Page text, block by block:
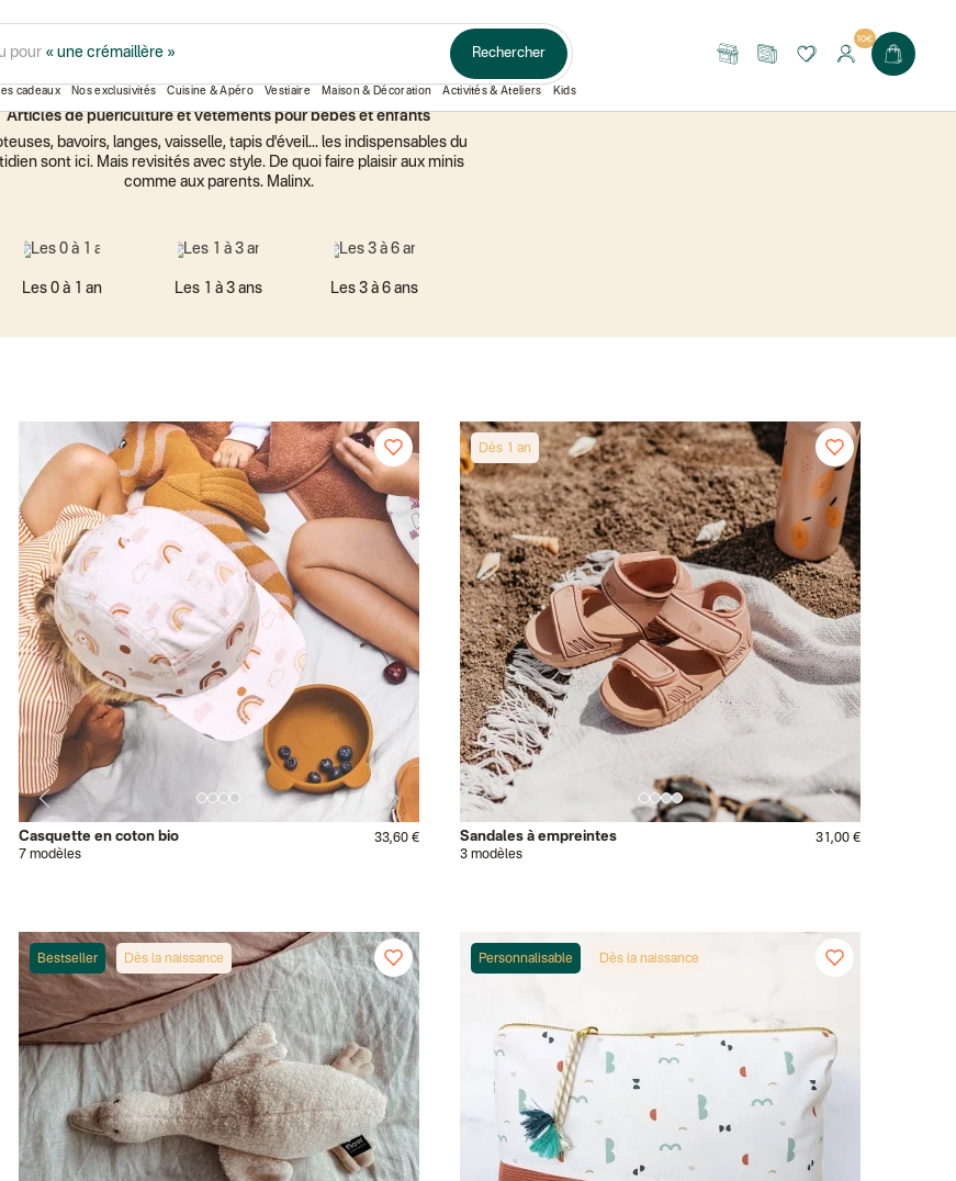
pour « une crémaillère » Rechercher
Nos
Le
10€
cadeaux Nos exclusivités Cuisine & Apéro Vestiaire Maison & Décoration Activités & Ateliers Kids
MODE & ÉQUIPEMENT
Articles de puériculture et vêtements pour bébés et enfants
bavoirs, langes, vaisselle, tapis d'éveil... les indispensables du
sont ici. Mais revisités avec style. De quoi faire plaisir aux minis
comme aux parents. Malinx.
Les 0 à 1 an Les 1 à 3 ans Les 3 à 6 ans
Casquette en coton bio
33,60 €
7 modèles
Dès 1 an
Sandales à empreintes
31,00 €
3 modèles
Dès la naissance
Bestseller Dès la naissance
Personnalisable